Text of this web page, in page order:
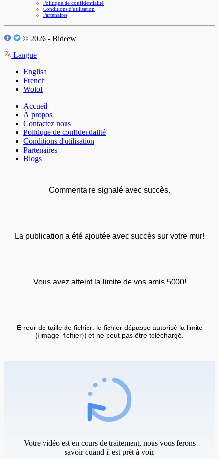
Politique de confidentialité
Conditions d'utilisation
Partenaires
© 2026 - Bideew
Langue
English
French
Wolof
Accueil
À propos
Contactez nous
Politique de confidentialité
Conditions d'utilisation
Partenaires
Blogs
Commentaire signalé avec succès.
La publication a été ajoutée avec succès sur votre mur!
Vous avez atteint la limite de vos amis 5000!
Erreur de taille de fichier: le fichier dépasse autorisé la limite
({image_fichier}) et ne peut pas être téléchargé.
Votre vidéo est en cours de traitement, nous vous ferons
savoir quand il est prêt à voir.